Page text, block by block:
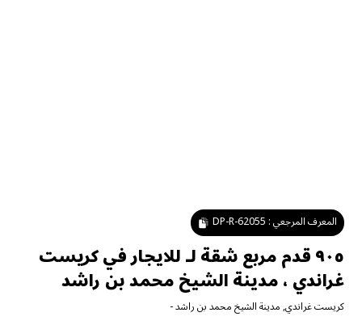
المعرف المرجعي : DP-R-62055
٩٠٥ قدم مربع شقة لـ للايجار في كريست
غراندي ، مدينة الشيخ محمد بن راشد
كريست غراندي,مدينة الشيخ محمد بن راشد-